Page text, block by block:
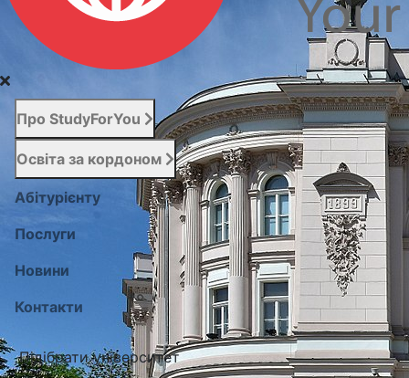
Про StudyForYou
Освіта за кордоном
Абітурієнту
Послуги
Новини
Контакти
Підібрати університет